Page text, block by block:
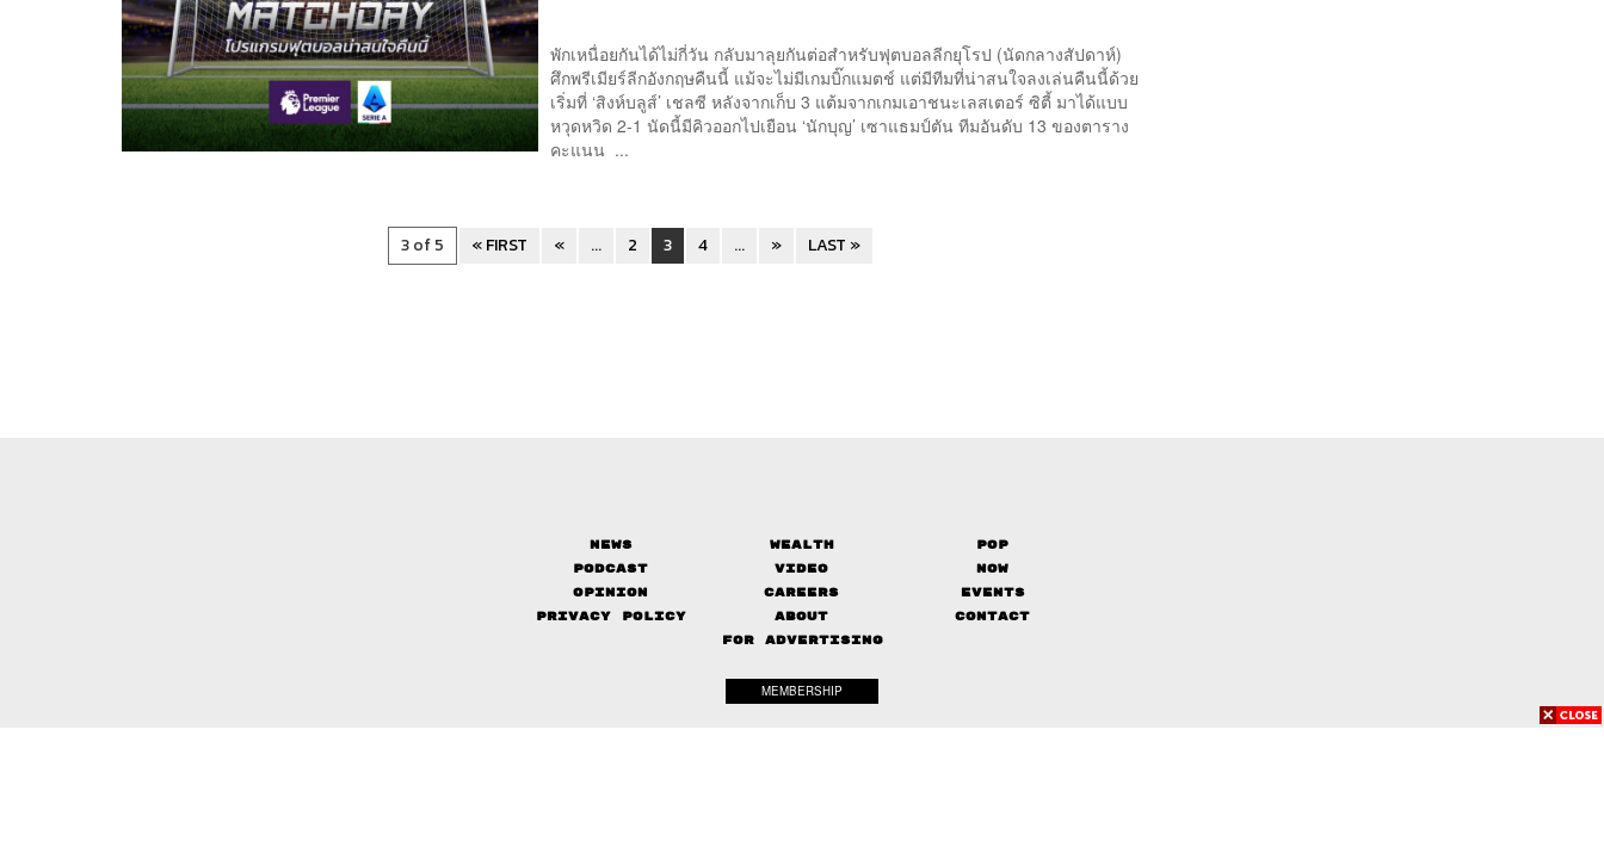
พักเหนื่อยกันได้ไม่กี่วัน กลับมาลุยกันต่อสำหรับฟุตบอลลีกยุโรป (นัดกลางสัปดาห์)
ศึกพรีเมียร์ลีกอังกฤษคืนนี้ แม้จะไม่มีเกมบิ๊กแมตช์ แต่มีทีมที่น่าสนใจลงเล่นคืนนี้ด้วย
เริ่มที่ ‘สิงห์บลูส์’ เชลซี หลังจากเก็บ 3 แต้มจากเกมเอาชนะเลสเตอร์ ซิตี้ มาได้แบบ
หวุดหวิด 2-1 นัดนี้มีคิวออกไปเยือน ‘นักบุญ’ เซาแธมป์ตัน ทีมอันดับ 13 ของตาราง
คะแนน ...
3 of 5 « FIRST « ... 2 3 4 ... » LAST »
News Wealth
Pop
Podcast
Video
Now
Opinion
Careers
Events
Privacy Policy
About
Contact
FOR ADVERTISING
MEMBERSHIP